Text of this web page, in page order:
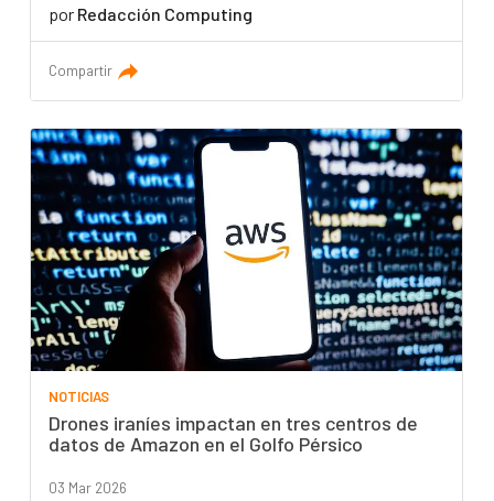
por Redacción Computing
Compartir
NOTICIAS
Drones iraníes impactan en tres centros de
datos de Amazon en el Golfo Pérsico
03 Mar 2026